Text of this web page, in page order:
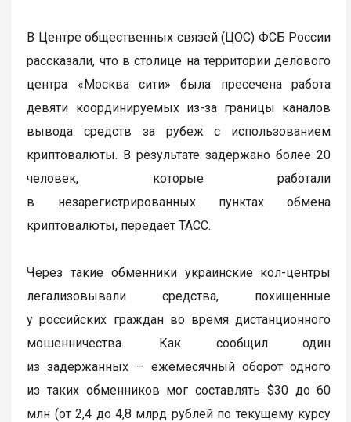
В Центре общественных связей (ЦОС) ФСБ России
рассказали, что в столице на территории делового
центра «Москва сити» была пресечена работа
девяти координируемых из-за границы каналов
вывода средств за рубеж с использованием
криптовалюты. В результате задержано более 20
человек, которые работали
в незарегистрированных пунктах обмена
криптовалюты, передает ТАСС.
Через такие обменники украинские кол-центры
легализовывали средства, похищенные
у российских граждан во время дистанционного
мошенничества. Как сообщил один
из задержанных – ежемесячный оборот одного
из таких обменников мог составлять $30 до 60
млн (от 2,4 до 4,8 млрд рублей по текущему курсу